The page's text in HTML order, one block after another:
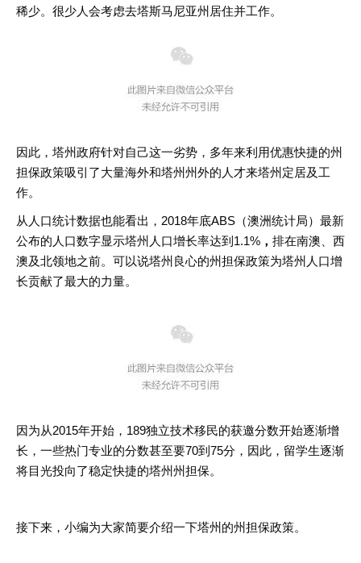
稀少。很少人会考虑去塔斯马尼亚州居住并工作。
因此，塔州政府针对自己这一劣势，多年来利用优惠快捷的州
担保政策吸引了大量海外和塔州州外的人才来塔州定居及工
作。
从人口统计数据也能看出，2018年底ABS（澳洲统计局）最新
公布的人口数字显示塔州人口增长率达到1.1% ， 排在南澳、西
澳及北领地之前。可以说塔州良心的州担保政策为塔州人口增
长贡献了最大的力量。
因为从2015年开始，189独立技术移民的获邀分数开始逐渐增
长，一些热门专业的分数甚至要70到75分，因此，留学生逐渐
将目光投向了稳定快捷的塔州州担保。
接下来，小编为大家简要介绍一下塔州的州担保政策。